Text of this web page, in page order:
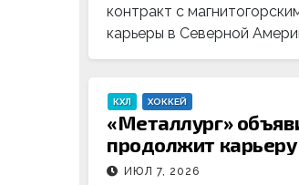
контракт с
карьеры в Северной
КХЛ ХОККЕЙ
«Металлург»
продолжит
ИЮЛ 7, 2026